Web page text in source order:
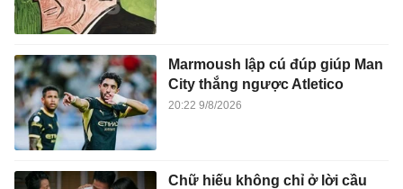
Marmoush lập cú đúp giúp Man
City thắng ngược Atletico
20:22 9/8/2026
Chữ hiếu không chỉ ở lời cầu